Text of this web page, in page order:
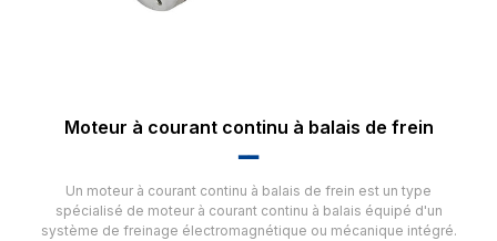
Moteur à courant continu à balais de frein
▂▂
Un moteur à courant continu à balais de frein est un type
spécialisé de moteur à courant continu à balais équipé d'un
système de freinage électromagnétique ou mécanique intégré.